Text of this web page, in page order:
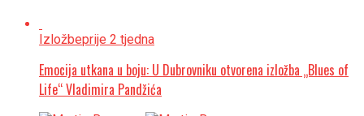
Izložbeprije 2 tjedna
Emocija utkana u boju: U Dubrovniku otvorena izložba „Blues of
Life“ Vladimira Pandžića